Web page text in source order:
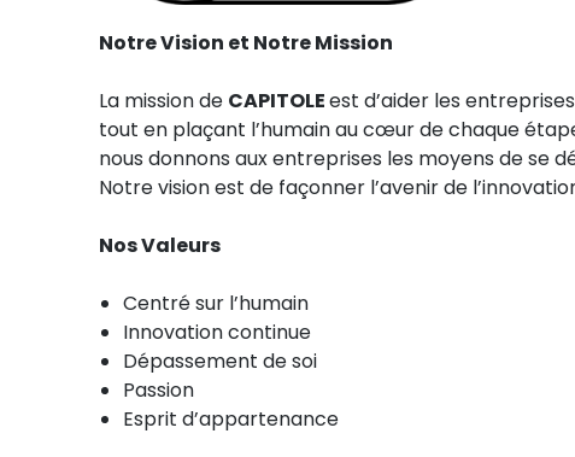
Notre Vision et Notre Mission
La mission de CAPITOLEest d’aider les
tout en plaçant l’humain au cœur de chaque
nous donnons aux entreprises les moyens de se
Notre vision est de façonner l’avenir de
Nos Valeurs
Centré sur l’humain
Innovation continue
Dépassement de soi
Passion
Esprit d’appartenance